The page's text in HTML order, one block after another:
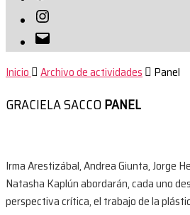
Instagram
Correo
electrónico
Inicio Archivo de actividades Panel
GRACIELA SACCOPANEL
Irma Arestizábal, Andrea Giunta, Jorge
Natasha Kaplún abordarán, cada uno
perspectiva crítica, el trabajo de la